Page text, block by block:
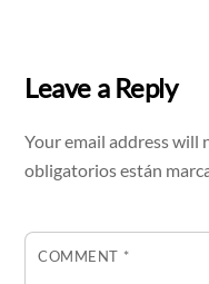
Leave a Reply
Your email address will
obligatorios están
COMMENT *